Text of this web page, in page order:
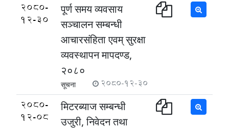
2080-
12-30
पूर्ण समय व्यवसाय
सञ्चालन सम्बन्धी
आचारसंहिता एवम् सुरक्षा
व्यवस्थापन मापदण्ड,
२०८०
सूचना 2080-12-30
2080-
12-08
मिटरब्याज सम्बन्धी
उजुरी, निवेदन तथा